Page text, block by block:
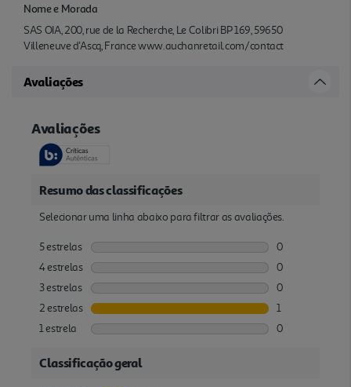
Nome e Morada
SAS OIA, 200, rue de la Recherche, Le Colibri BP 169, 59650
Villeneuve d'Ascq, France www.auchanretail.com/contact
Avaliações